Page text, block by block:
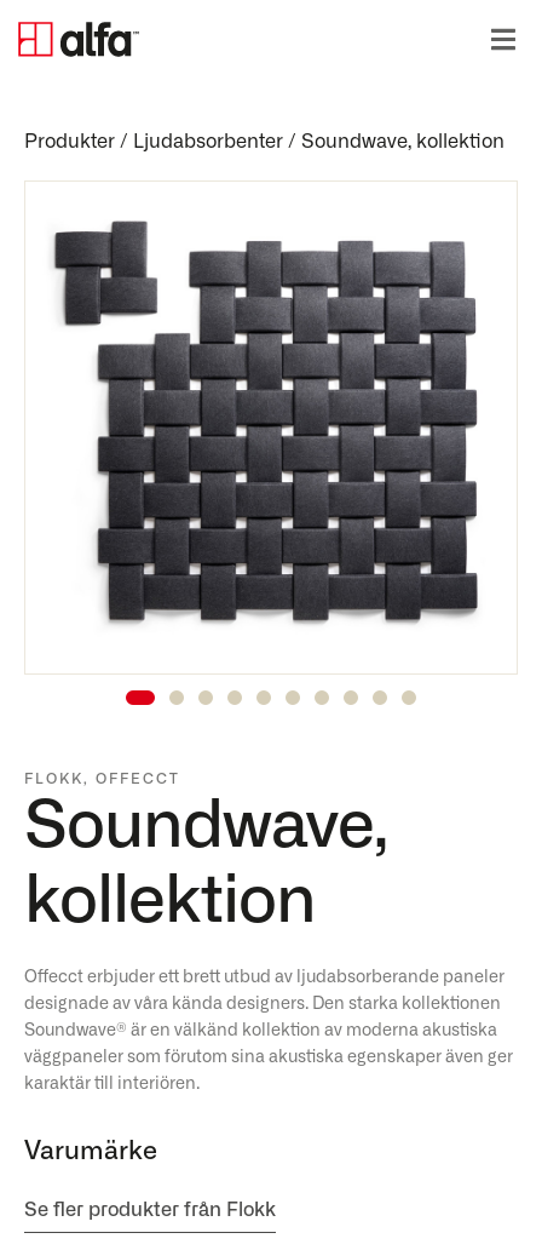
Produkter / Ljudabsorbenter / Soundwave, kollektion
FLOKK, OFFECCT
Soundwave,
kollektion
Offecct erbjuder ett brett utbud av ljudabsorberande paneler
designade av våra kända designers. Den starka kollektionen
Soundwave® är en välkänd kollektion av moderna akustiska
väggpaneler som förutom sina akustiska egenskaper även ger
karaktär till interiören.
Varumärke
Se fler produkter från Flokk